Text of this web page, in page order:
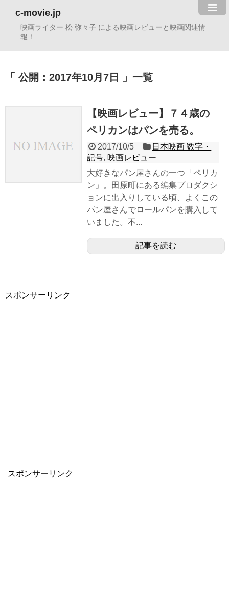
c-movie.jp
映画ライター 松 弥々子 による映画レビューと映画関連情
報！
公開：2017年10月7日 一覧
【映画レビュー】７４歳の
ペリカンはパンを売る。
2017/10/5
日本映画 数字・
記号, 映画レビュー
大好きなパン屋さんの一つ「ペリカ
ン」。田原町にある編集プロダクシ
ョンに出入りしている頃、よくこの
パン屋さんでロールパンを購入して
いました。不...
記事を読む
スポンサーリンク
スポンサーリンク